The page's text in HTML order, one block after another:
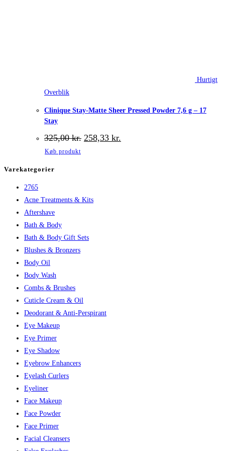
Hurtigt
Overblik
Clinique Stay-Matte Sheer Pressed Powder 7,6 g – 17
Stay
325,00kr. Den
oprindelige
258,33 kr.
aktuelle
Køb produkt
Varekategorier
2765
Acne Treatments & Kits
Aftershave
Bath & Body
Bath & Body Gift Sets
Blushes & Bronzers
Body Oil
Body Wash
Combs & Brushes
Cuticle Cream & Oil
Deodorant & Anti-Perspirant
Eye Makeup
Eye Primer
Eye Shadow
Eyebrow Enhancers
Eyelash Curlers
Eyeliner
Face Makeup
Face Powder
Face Primer
Facial Cleansers